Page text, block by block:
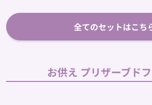
全てのセットはこち
お供え プリザーブド